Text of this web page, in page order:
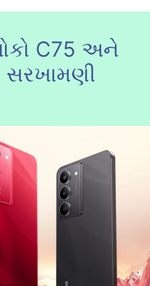
C75 અને